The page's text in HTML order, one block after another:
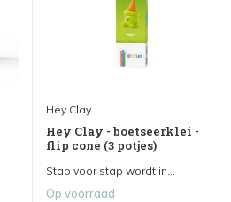
Hey Clay
Hey Clay - boetseerklei -
flip cone (3 potjes)
Stap voor stap wordt in...
Op voorraad